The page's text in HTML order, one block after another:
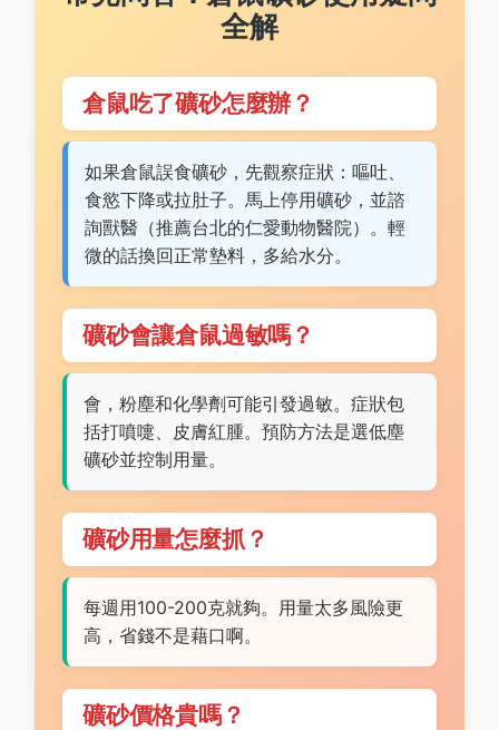
全解
倉鼠吃了礦砂怎麼辦？
如果倉鼠誤食礦砂，先觀察症狀：嘔吐、
食慾下降或拉肚子。馬上停用礦砂，並諮
詢獸醫（推薦台北的仁愛動物醫院）。輕
微的話換回正常墊料，多給水分。
礦砂會讓倉鼠過敏嗎？
會，粉塵和化學劑可能引發過敏。症狀包
括打噴嚏、皮膚紅腫。預防方法是選低塵
礦砂並控制用量。
礦砂用量怎麼抓？
每週用100-200克就夠。用量太多風險更
高，省錢不是藉口啊。
礦砂價格貴嗎？